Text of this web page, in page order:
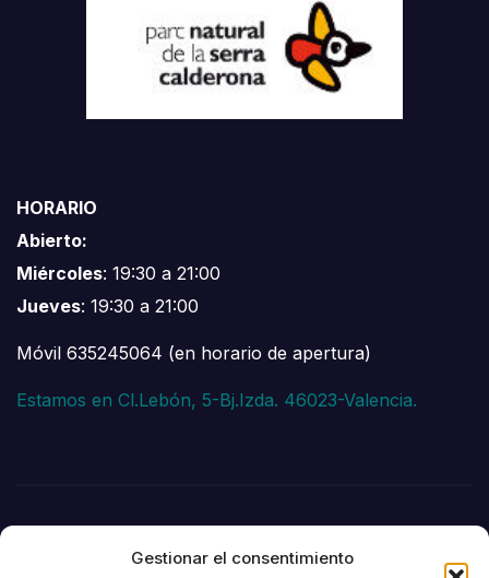
Gestionar el consentimiento
HORARIO
Abierto:
Miércoles: 19:30 a 21:00
Jueves: 19:30 a 21:00
Móvil 635245064 (en horario de apertura)
Estamos en Cl.Lebón, 5-Bj.Izda. 46023-Valencia.